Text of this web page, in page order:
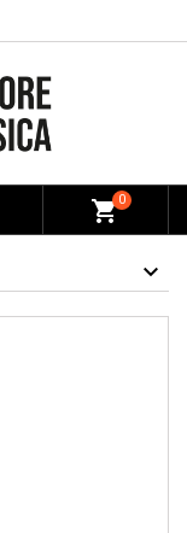
shopping_cart0